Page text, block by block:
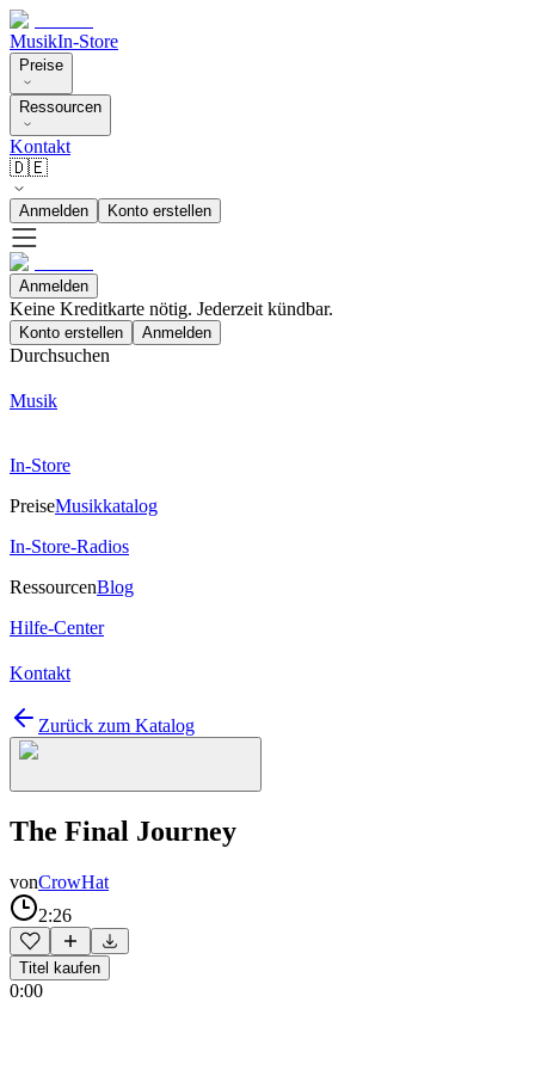
MusikIn-Store
Preise
Ressourcen
Kontakt
🇩🇪
Anmelden Konto erstellen
Anmelden
Keine Kreditkarte nötig. Jederzeit kündbar.
Konto erstellen Anmelden
Durchsuchen
Musik
In-Store
PreiseMusikkatalog
In-Store-Radios
RessourcenBlog
Hilfe-Center
Kontakt
Zurück zum Katalog
The Final Journey
vonCrowHat
2:26
Titel kaufen
0:00